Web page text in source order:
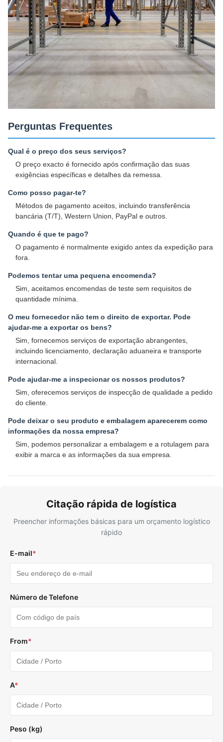
Perguntas Frequentes
Qual é o preço dos seus serviços?
O preço exacto é fornecido após confirmação das suas
exigências específicas e detalhes da remessa.
Como posso pagar-te?
Métodos de pagamento aceitos, incluindo transferência
bancária (T/T), Western Union, PayPal e outros.
Quando é que te pago?
O pagamento é normalmente exigido antes da expedição para
fora.
Podemos tentar uma pequena encomenda?
Sim, aceitamos encomendas de teste sem requisitos de
quantidade mínima.
O meu fornecedor não tem o direito de exportar. Pode
ajudar-me a exportar os bens?
Sim, fornecemos serviços de exportação abrangentes,
incluindo licenciamento, declaração aduaneira e transporte
internacional.
Pode ajudar-me a inspecionar os nossos produtos?
Sim, oferecemos serviços de inspecção de qualidade a pedido
do cliente.
Pode deixar o seu produto e embalagem aparecerem como
informações da nossa empresa?
Sim, podemos personalizar a embalagem e a rotulagem para
exibir a marca e as informações da sua empresa.
Citação rápida de logística
Preencher informações básicas para um orçamento logístico
rápido
E-mail*
Número de Telefone
From*
A*
Peso (kg)